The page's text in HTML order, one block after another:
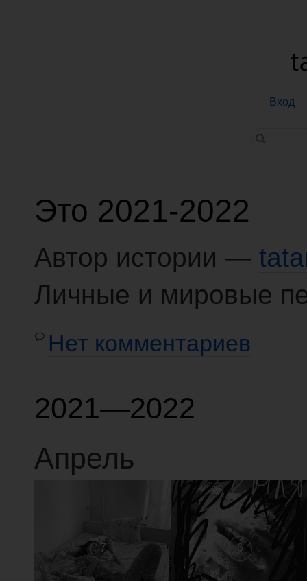
Вход
Это 2021-2022
Автор истории —
Личные и мировые
Нет комментариев
2021—2022
Апрель
7 6